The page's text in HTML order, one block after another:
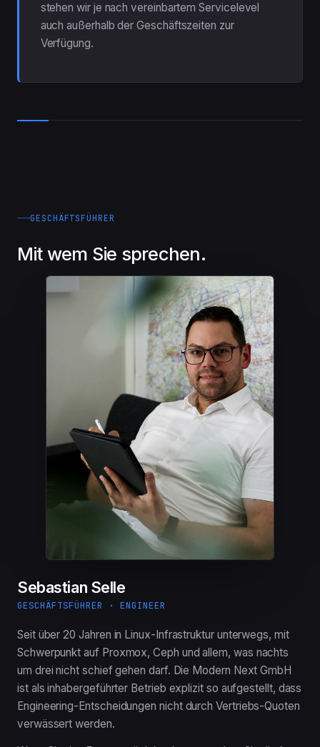
stehen wir je nach vereinbartem Servicelevel
auch außerhalb der Geschäftszeiten zur
Verfügung.
GESCHÄFTSFÜHRER
Mit wem Sie sprechen.
Sebastian Selle
GESCHÄFTSFÜHRER · ENGINEER
Seit über 20 Jahren in Linux-Infrastruktur unterwegs, mit
Schwerpunkt auf Proxmox, Ceph und allem, was nachts
um drei nicht schief gehen darf. Die Modern Next GmbH
ist als inhabergeführter Betrieb explizit so aufgestellt, dass
Engineering-Entscheidungen nicht durch Vertriebs-Quoten
verwässert werden.